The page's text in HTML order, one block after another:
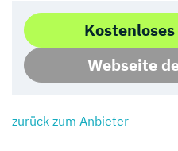
Webseite
zurück zum Anbieter